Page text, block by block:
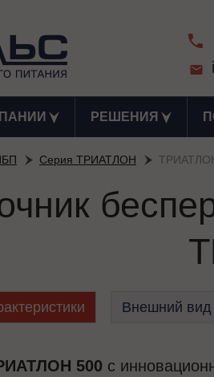
РЕШЕНИЯ
Серия ТРИАТЛОН
Внешний вид
500 с